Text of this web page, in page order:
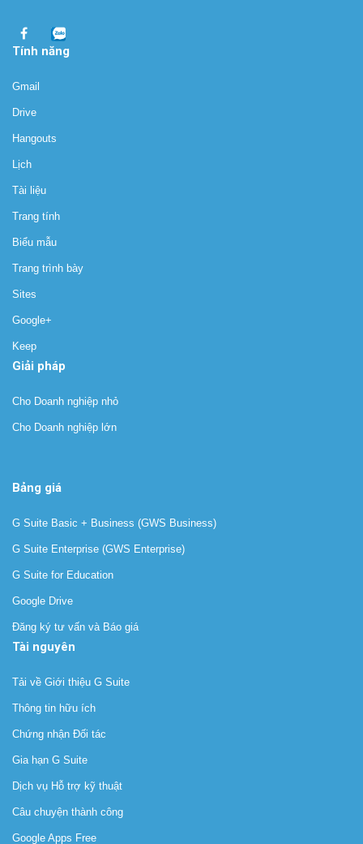
Tính năng
Gmail
Drive
Hangouts
Lịch
Tài liệu
Trang tính
Biểu mẫu
Trang trình bày
Sites
Google+
Keep
Giải pháp
Cho Doanh nghiệp nhỏ
Cho Doanh nghiệp lớn
Bảng giá
G Suite Basic + Business (GWS Business)
G Suite Enterprise (GWS Enterprise)
G Suite for Education
Google Drive
Đăng ký tư vấn và Báo giá
Tài nguyên
Tải về Giới thiệu G Suite
Thông tin hữu ích
Chứng nhận Đối tác
Gia hạn G Suite
Dịch vụ Hỗ trợ kỹ thuật
Câu chuyện thành công
Google Apps Free